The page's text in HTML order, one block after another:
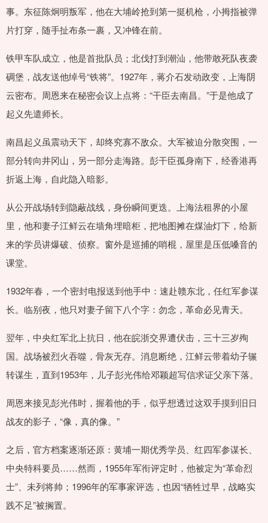
事。东征陈炯明叛军，他在大埔岭抢到第一挺机枪，小拇指被弹
片打穿，随手扯布条一裹，又冲锋在前。
铁甲车队成立，他是首批队员；北伐打到潮汕，他带敢死队夜袭
碉堡，战友送他绰号“铁将”。1927年，蒋介石发动政变，上海阴
云密布。周恩来在秘密会议上点将：“干臣去南昌。”于是他成了
起义先遣师长。
南昌起义虽震动天下，却终究寡不敌众。大军被迫分散突围，一
部分转向井冈山，另一部分走海路。彭干臣孤身南下，经香港再
折返上海，自此隐入暗影。
从公开战场转到隐蔽战线，身份瞬间更迭。上海法租界的小屋
里，他和妻子江鲜云在墙角埋暗柜，把地图摊在煤油灯下，给新
来的学员讲爆破、侦察。窗外是巡捕的哨棍，屋里是压低嗓音的
课堂。
1932年春，一个密封电报送到他手中：速赴赣东北，任红军参谋
长。临别夜，他只对妻子留下八个字：勿念，革命必见青天。
翌年，中央红军北上抗日，他在皖浙交界遭伏击，三十三岁殉
国。战场被烈火吞噬，骨灰无存。消息断绝，江鲜云带着幼子辗
转谋生，直到1953年，儿子彭光伟给邓颖超写信求证父亲下落。
周恩来接见彭光伟时，握着他的手，似乎想透过这双手摸到旧日
战友的影子，“像，真的像。”
之后，官方档案逐渐还原：黄埔一期优秀学员、红四军参谋长、
中央特科要员……然而，1955年军衔评定时，他被定为“革命烈
士”、未列将帅；1996年的军事家评选，也因“牺牲过早，战略实
践不足”被搁置。